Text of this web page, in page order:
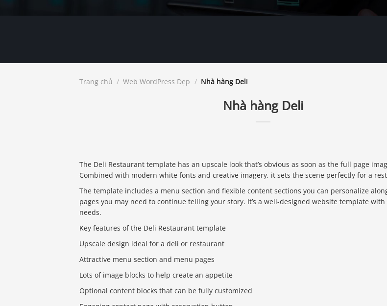
Trang chủ / Web WordPress Đẹp / Nhà hàng Deli
Nhà hàng Deli
The Deli Restaurant template has an upscale look that’s obvious as soon as the full page
Combined with modern white fonts and creative imagery, it sets the scene perfectly for a
The template includes a menu section and flexible content sections you can personalize
pages you may need to continue telling your story. It’s a well-designed website template
needs.
Key features of the Deli Restaurant template
Upscale design ideal for a deli or restaurant
Attractive menu section and menu pages
Lots of image blocks to help create an appetite
Optional content blocks that can be fully customized